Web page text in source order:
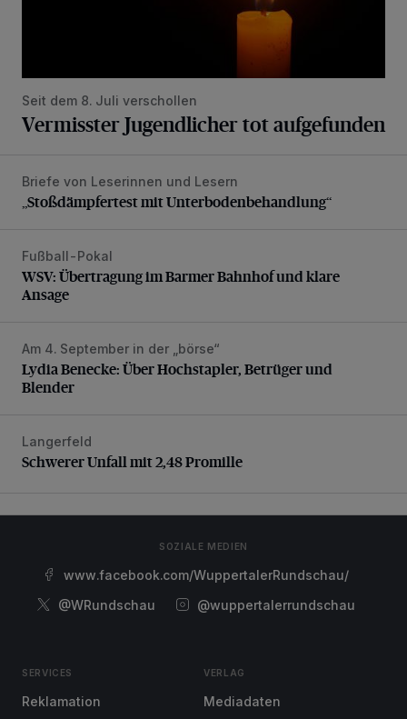
Seit dem 8. Juli verschollen
Vermisster Jugendlicher tot aufgefunden
„Stoßdämpfertest mit Unterbodenbehandlung“
Briefe von Leserinnen und Lesern
„Stoßdämpfertest mit Unterbodenbehandlung“
WSV: Übertragung im Barmer Bahnhof und klare Ansage
Fußball-Pokal
WSV: Übertragung im Barmer Bahnhof und klare
Ansage
Lydia Benecke: Über Hochstapler, Betrüger und Blender
Am 4. September in der „börse“
Lydia Benecke: Über Hochstapler, Betrüger und
Blender
Schwerer Unfall mit 2,48 Promille
Langerfeld
Schwerer Unfall mit 2,48 Promille
SOZIALE MEDIEN
www.facebook.com/WuppertalerRundschau/
@WRundschau
@wuppertalerrundschau
SERVICES
Reklamation
VERLAG
Mediadaten